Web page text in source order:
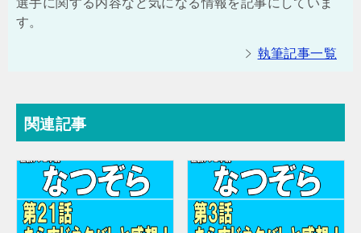
す。
執筆記事一覧
関連記事